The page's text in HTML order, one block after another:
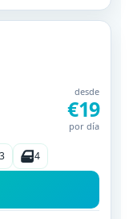
desde
€19
por día
3 4